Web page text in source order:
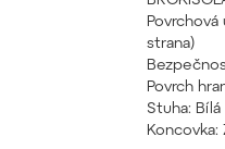
Povrchová
strana)
Povrch
Stuha: Bílá
Koncovka: